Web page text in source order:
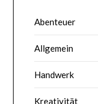
Abenteuer
Allgemein
Handwerk
Kreativität